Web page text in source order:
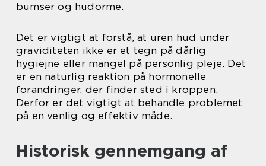
bumser og hudorme.
Det er vigtigt at forstå, at uren hud under
graviditeten ikke er et tegn på dårlig
hygiejne eller mangel på personlig pleje. Det
er en naturlig reaktion på hormonelle
forandringer, der finder sted i kroppen.
Derfor er det vigtigt at behandle problemet
på en venlig og effektiv måde.
Historisk gennemgang af